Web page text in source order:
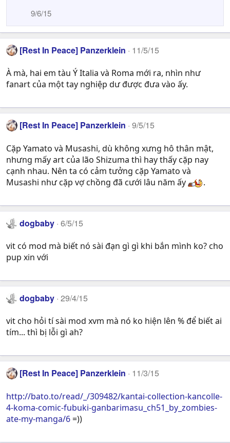
9/6/15
[Rest In Peace] Panzerklein 11/5/15
À mà, hai em tàu Ý Italia và Roma mới ra, nhìn như
fanart của một tay nghiệp dư được đưa vào ấy.
[Rest In Peace] Panzerklein 9/5/15
Cặp Yamato và Musashi, dù không xưng hô thân mật,
nhưng mấy art của lão Shizuma thì hay thấy cặp nay
cạnh nhau. Nên ta có cảm tưởng cặp Yamato và
Musashi như cặp vợ chồng đã cưới lâu năm ấy
.
dogbaby 6/5/15
vit có mod mà biết nó sài đạn gì gì khi bắn mình ko? cho
pup xin với
dogbaby 29/4/15
vit cho hỏi tí sài mod xvm mà nó ko hiện lên % để biết ai
tím... thì bị lỗi gì ah?
[Rest In Peace] Panzerklein 11/3/15
http://bato.to/read/_/309482/kantai-collection-kancolle-
4-koma-comic-fubuki-ganbarimasu_ch51_by_zombies-
ate-my-manga/6=))